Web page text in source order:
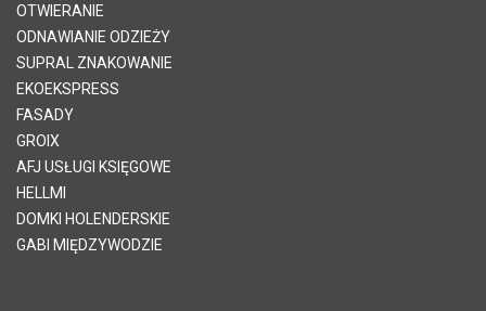
OTWIERANIE
ODNAWIANIE ODZIEŻY
SUPRAL ZNAKOWANIE
EKOEKSPRESS
FASADY
GROIX
AFJ USŁUGI KSIĘGOWE
HELLMI
DOMKI HOLENDERSKIE
GABI MIĘDZYWODZIE